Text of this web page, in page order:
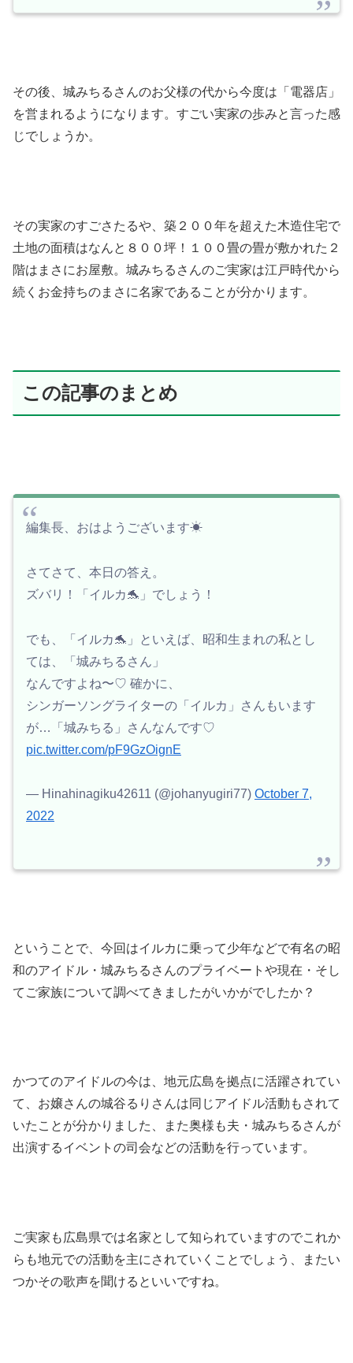
その後、城みちるさんのお父様の代から今度は「電器店」
を営まれるようになります。すごい実家の歩みと言った感
じでしょうか。
その実家のすごさたるや、築２００年を超えた木造住宅で
土地の面積はなんと８００坪！１００畳の畳が敷かれた２
階はまさにお屋敷。城みちるさんのご実家は江戸時代から
続くお金持ちのまさに名家であることが分かります。
この記事のまとめ
編集長、おはようございます☀
さてさて、本日の答え。
ズバリ！「イルカ🐬」でしょう！
でも、「イルカ🐬」といえば、昭和生まれの私とし
ては、「城みちるさん」
なんですよね〜♡ 確かに、
シンガーソングライターの「イルカ」さんもいます
が…「城みちる」さんなんです♡
pic.twitter.com/pF9GzOignE
— Hinahinagiku42611 (@johanyugiri77) October 7,
2022
ということで、今回はイルカに乗って少年などで有名の昭
和のアイドル・城みちるさんのプライベートや現在・そし
てご家族について調べてきましたがいかがでしたか？
かつてのアイドルの今は、地元広島を拠点に活躍されてい
て、お嬢さんの城谷るりさんは同じアイドル活動もされて
いたことが分かりました、また奥様も夫・城みちるさんが
出演するイベントの司会などの活動を行っています。
ご実家も広島県では名家として知られていますのでこれか
らも地元での活動を主にされていくことでしょう、またい
つかその歌声を聞けるといいですね。